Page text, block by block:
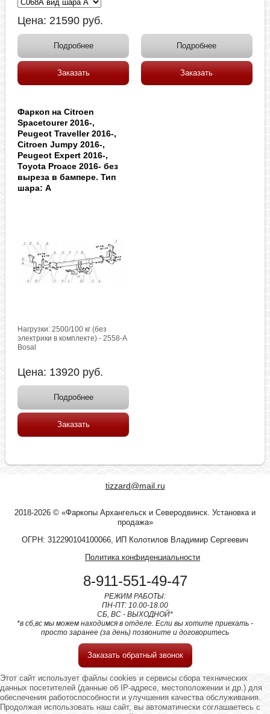
Цена: 21590 руб.
Подробнее
Заказать
Подробнее
Заказать
Фаркоп на Citroen
Spacetourer 2016-,
Peugeot Traveller 2016-,
Citroen Jumpy 2016-,
Peugeot Expert 2016-,
Toyota Proace 2016- без
выреза в бампере. Тип
шара: A
Нагрузки: 2500/100 кг (без
электрики в комплекте) - 2558-A
Bosal
Цена: 13920 руб.
Подробнее
Заказать
tizzard@mail.ru
2018-2026 © «Фаркопы Архангельск и Северодвинск. Установка и
продажа»
ОГРН: 312290104100066, ИП Колотилов Владимир Сергеевич
Политика конфиденциальности
8-911-551-49-47
РЕЖИМ РАБОТЫ:
ПН-ПТ: 10.00-18.00
СБ, ВС - ВЫХОДНОЙ*
*в сб,вс мы можем находимся в отделе. Если вы хотите приехать -
просто заранее (за день) позвоните и договоритесь
Заказать обратный звонок
Этот сайт использует файлы cookies и сервисы сбора технических
данных посетителей (данные об IP-адресе, местоположении и др.) для
обеспечения работоспособности и улучшения качества обслуживания.
Продолжая использовать наш сайт, вы автоматически соглашаетесь с